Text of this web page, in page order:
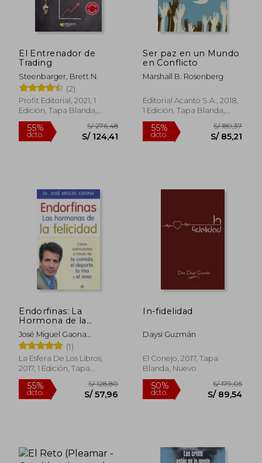
55%
dcto. S/ 77,69 dcto.
El Entrenador de
Trading
Steenbarger, Brett N.
(2)
Profit Editorial, 2021, 1
Edición, Tapa Blanda,
Nuevo
Ser paz en un Mundo
en Conflicto
Marshall B. Rosenberg
Editorial Acanto S.A., 2018,
1 Edición, Tapa Blanda,
Nuevo
Endorfinas: La
Hormona de la
Felicidad: Cómo
Estimularlas a Través
de la Comida, el
Deporte, la Risa o el
Sexo
José Miguel Gaona
Cartolano
(1)
La Esfera De Los Libros,
2017, 1 Edición, Tapa
Blanda, Nuevo
In-fidelidad
Daysi Guzmán
El Conejo, 2017, Tapa
Blanda, Nuevo